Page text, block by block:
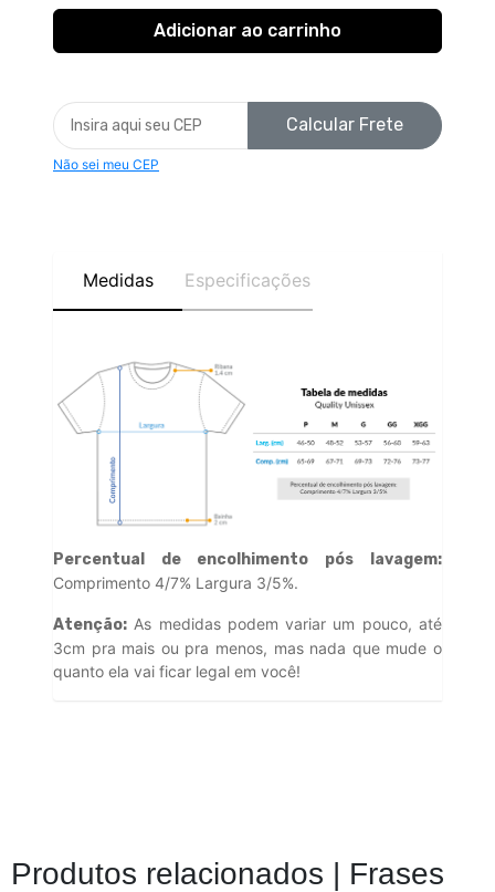
Calcular Frete
Não sei meu CEP
Medidas Especificações
Percentual de encolhimento pós lavagem:
Comprimento 4/7% Largura 3/5%.
Atenção: As medidas podem variar um pouco, até
3cm pra mais ou pra menos, mas nada que mude o
quanto ela vai ficar legal em você!
Produtos relacionados | Frases